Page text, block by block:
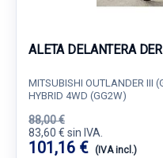
ALETA DELANTERA
MITSUBISHI OUTLANDER III
HYBRID 4WD (GG2W)
88,00 €
83,60 € sin IVA.
101,16 € (IVA incl.)